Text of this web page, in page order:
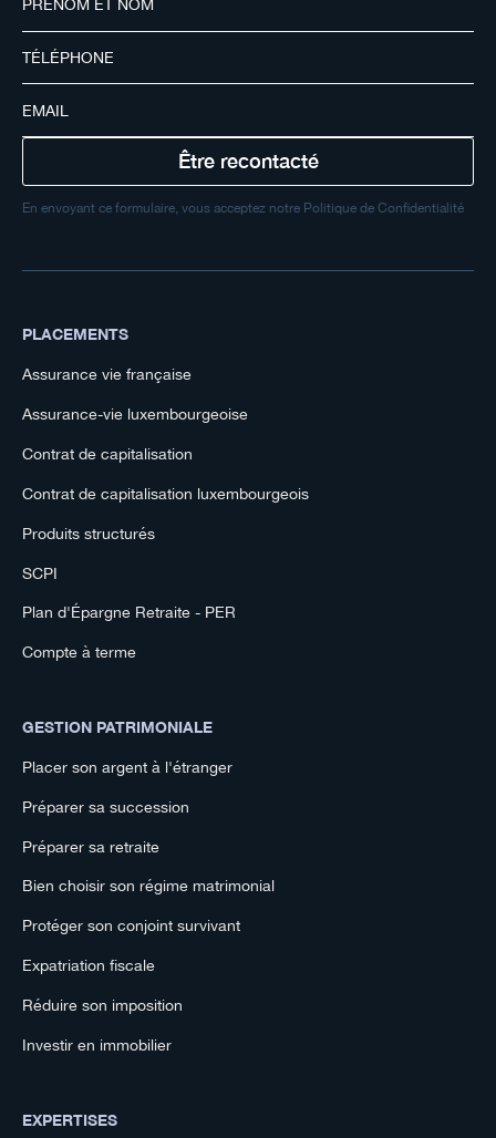
En envoyant ce formulaire, vous acceptez notre Politique de Confidentialité
PLACEMENTS
Assurance vie française
Assurance-vie luxembourgeoise
Contrat de capitalisation
Contrat de capitalisation luxembourgeois
Produits structurés
SCPI
Plan d'Épargne Retraite - PER
Compte à terme
GESTION PATRIMONIALE
Placer son argent à l'étranger
Préparer sa succession
Préparer sa retraite
Bien choisir son régime matrimonial
Protéger son conjoint survivant
Expatriation fiscale
Réduire son imposition
Investir en immobilier
EXPERTISES